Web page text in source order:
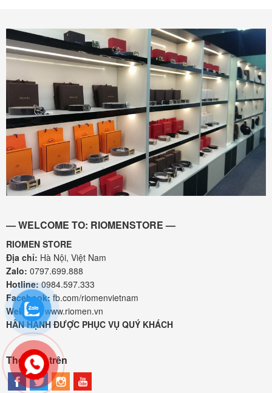
— WELCOME TO: RIOMENSTORE —
RIOMEN STORE
Địa chỉ: Hà Nội, Việt Nam
Zalo: 0797.699.888
Hotline:0984.597.333
Facebook: fb.com/riomenvietnam
Website: www.riomen.vn
HÂN HẠNH ĐƯỢC PHỤC VỤ QUÝ KHÁCH
Theo dõi trên